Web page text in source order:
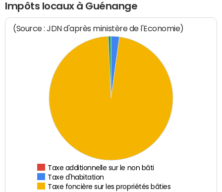
Impôts locaux à Guénange
(Source : JDN d'après ministère de l'Economie)
Taxe additionnelle sur le non bâti
Taxe d'habitation
Taxe foncière sur les propriétés bâties